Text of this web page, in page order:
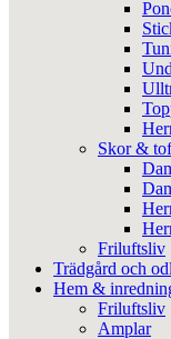
Skor &
Friluftsliv
Trädgård och
Hem &
Friluftsliv
Amplar